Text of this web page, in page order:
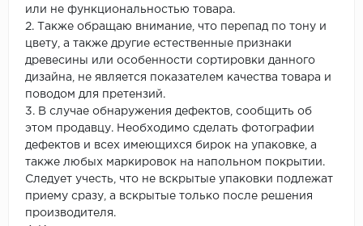
или не функциональностью товара.
2. Также обращаю внимание, что перепад по тону и
цвету, а также другие естественные признаки
древесины или особенности сортировки данного
дизайна, не является показателем качества товара и
поводом для претензий.
3. В случае обнаружения дефектов, сообщить об
этом продавцу. Необходимо сделать фотографии
дефектов и всех имеющихся бирок на упаковке, а
также любых маркировок на напольном покрытии.
Следует учесть, что не вскрытые упаковки подлежат
приему сразу, а вскрытые только после решения
производителя.